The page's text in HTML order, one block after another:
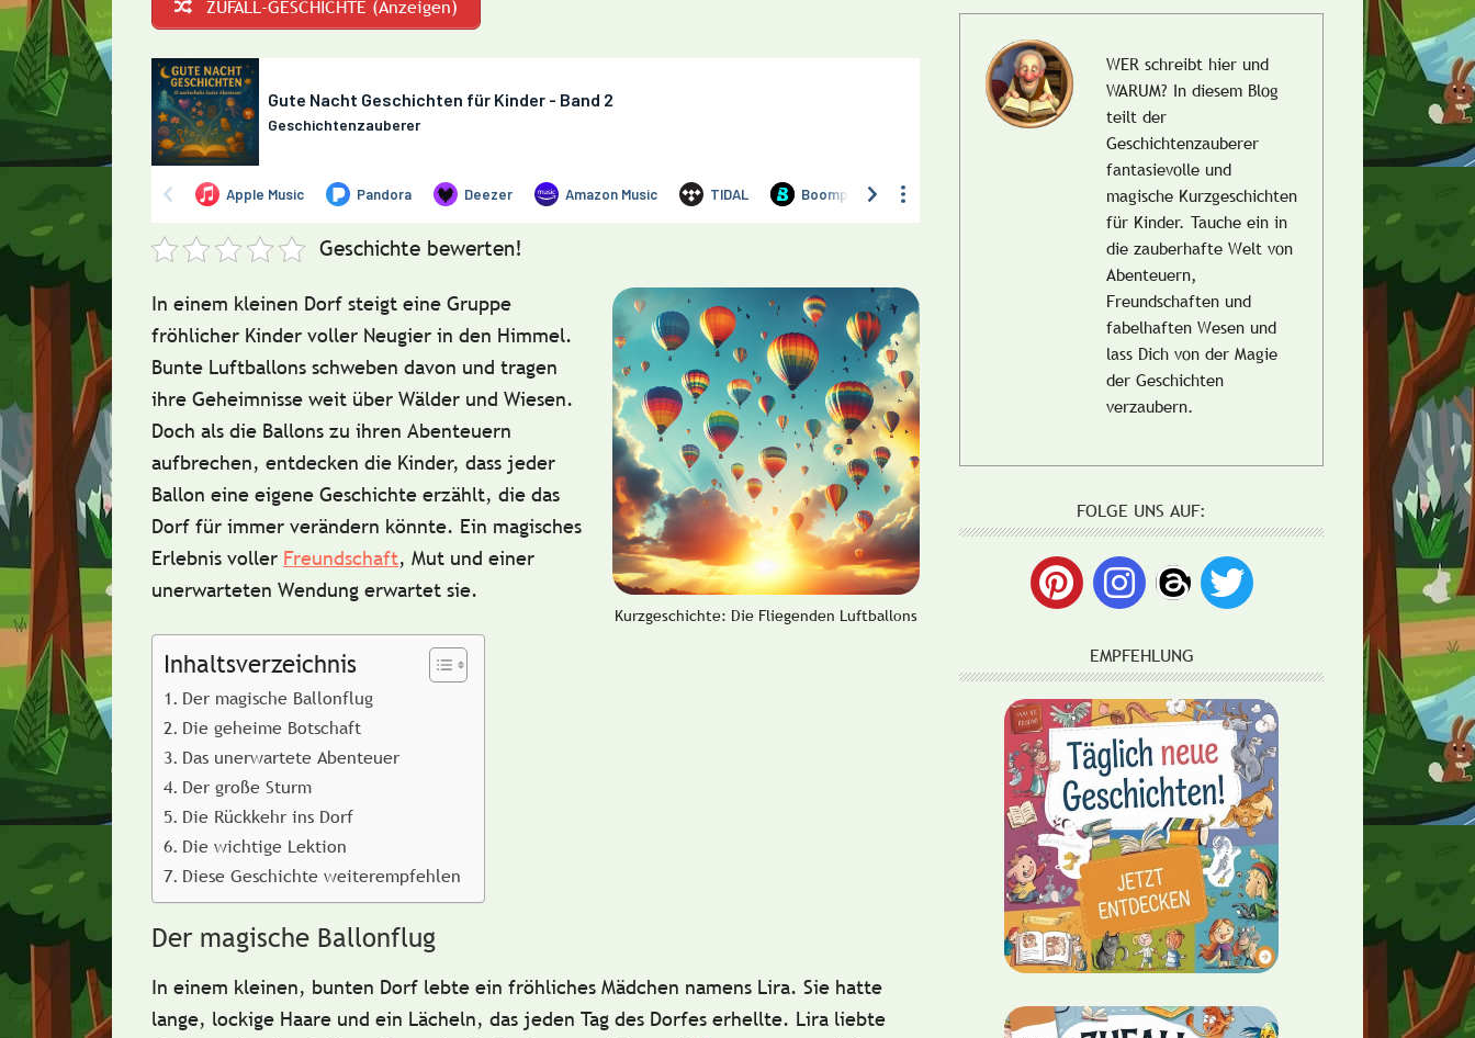
ZUFALL-GESCHICHTE (Anzeigen)
Geschichte bewerten!
Kurzgeschichte: Die Fliegenden Luftballons
In einem kleinen Dorf steigt eine Gruppe
fröhlicher Kinder voller Neugier in den Himmel.
Bunte Luftballons schweben davon und tragen
ihre Geheimnisse weit über Wälder und Wiesen.
Doch als die Ballons zu ihren Abenteuern
aufbrechen, entdecken die Kinder, dass jeder
Ballon eine eigene Geschichte erzählt, die das
Dorf für immer verändern könnte. Ein magisches
Erlebnis voller Freundschaft, Mut und einer
unerwarteten Wendung erwartet sie.
Inhaltsverzeichnis
Der magische Ballonflug
Die geheime Botschaft
Das unerwartete Abenteuer
Der große Sturm
Die Rückkehr ins Dorf
Die wichtige Lektion
Diese Geschichte weiterempfehlen
Der magische Ballonflug
In einem kleinen, bunten Dorf lebte ein fröhliches Mädchen namens Lira. Sie hatte
lange, lockige Haare und ein Lächeln, das jeden Tag des Dorfes erhellte. Lira liebte
WER schreibt hier und
WARUM? In diesem Blog
teilt der
Geschichtenzauberer
fantasievolle und
magische Kurzgeschichten
für Kinder. Tauche ein in
die zauberhafte Welt von
Abenteuern,
Freundschaften und
fabelhaften Wesen und
lass Dich von der Magie
der Geschichten
verzaubern.
FOLGE UNS AUF:
EMPFEHLUNG